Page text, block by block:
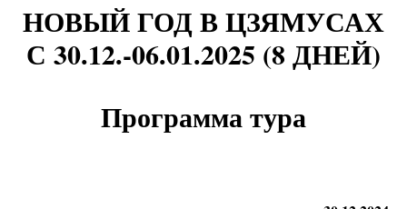
НОВЫЙ ГОД В ЦЗЯМУСАХ
С 30.12.-06.01.2025 (8 ДНЕЙ)
Программа тура